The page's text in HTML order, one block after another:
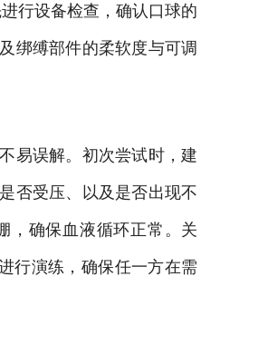
行设备检查，确认口球的
绑缚部件的柔软度与可调
易误解。初次尝试时，建
否受压、以及是否出现不
，确保血液循环正常。关
行演练，确保任一方在需